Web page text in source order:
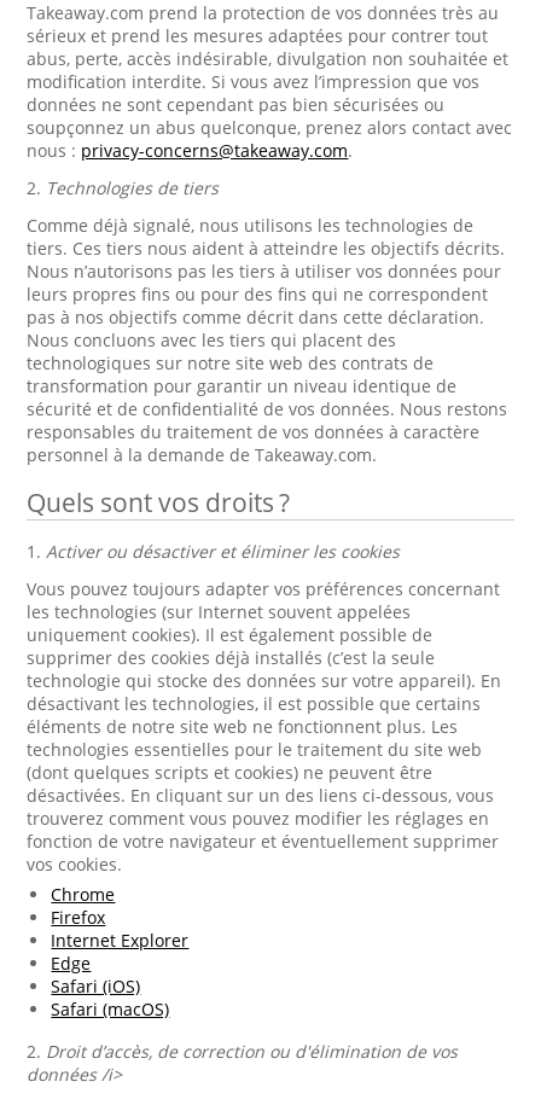
Takeaway.com prend la protection de vos données très au
sérieux et prend les mesures adaptées pour contrer tout
abus, perte, accès indésirable, divulgation non souhaitée et
modification interdite. Si vous avez l’impression que vos
données ne sont cependant pas bien sécurisées ou
soupçonnez un abus quelconque, prenez alors contact avec
nous : privacy-concerns@takeaway.com.
2. Technologies de tiers
Comme déjà signalé, nous utilisons les technologies de
tiers. Ces tiers nous aident à atteindre les objectifs décrits.
Nous n’autorisons pas les tiers à utiliser vos données pour
leurs propres fins ou pour des fins qui ne correspondent
pas à nos objectifs comme décrit dans cette déclaration.
Nous concluons avec les tiers qui placent des
technologiques sur notre site web des contrats de
transformation pour garantir un niveau identique de
sécurité et de confidentialité de vos données. Nous restons
responsables du traitement de vos données à caractère
personnel à la demande de Takeaway.com.
Quels sont vos droits ?
1.Activer ou désactiver et éliminer les cookies
Vous pouvez toujours adapter vos préférences concernant
les technologies (sur Internet souvent appelées
uniquement cookies). Il est également possible de
supprimer des cookies déjà installés (c’est la seule
technologie qui stocke des données sur votre appareil). En
désactivant les technologies, il est possible que certains
éléments de notre site web ne fonctionnent plus. Les
technologies essentielles pour le traitement du site web
(dont quelques scripts et cookies) ne peuvent être
désactivées. En cliquant sur un des liens ci-dessous, vous
trouverez comment vous pouvez modifier les réglages en
fonction de votre navigateur et éventuellement supprimer
vos cookies.
Chrome
Firefox
Internet Explorer
Edge
Safari (iOS)
Safari (macOS)
2. Droit d’accès, de correction ou d'élimination de vos
données /i>